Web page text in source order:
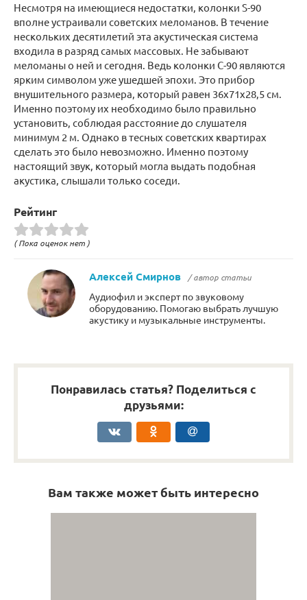
Несмотря на имеющиеся недостатки, колонки S-90
вполне устраивали советских меломанов. В течение
нескольких десятилетий эта акустическая система
входила в разряд самых массовых. Не забывают
меломаны о ней и сегодня. Ведь колонки С-90 являются
ярким символом уже ушедшей эпохи. Это прибор
внушительного размера, который равен 36х71х28,5 см.
Именно поэтому их необходимо было правильно
установить, соблюдая расстояние до слушателя
минимум 2 м. Однако в тесных советских квартирах
сделать это было невозможно. Именно поэтому
настоящий звук, который могла выдать подобная
акустика, слышали только соседи.
Рейтинг
( Пока оценок нет )
Алексей Смирнов / автор статьи
Аудиофил и эксперт по звуковому
оборудованию. Помогаю выбрать лучшую
акустику и музыкальные инструменты.
Понравилась статья? Поделиться с
друзьями:
Вам также может быть интересно